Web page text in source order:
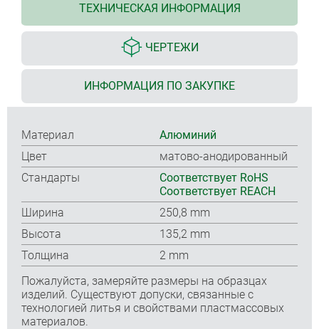
ТЕХНИЧЕСКАЯ ИНФОРМАЦИЯ
ЧЕРТЕЖИ
ИНФОРМАЦИЯ ПО ЗАКУПКЕ
Материал
Алюминий
Цвет
матово-анодированный
Стандарты
Соответствует RoHS
Соответствует REACH
Ширина
250,8 mm
Высота
135,2 mm
Толщина
2 mm
Пожалуйста, замеряйте размеры на образцах
изделий. Существуют допуски, связанные с
технологией литья и свойствами пластмассовых
материалов.